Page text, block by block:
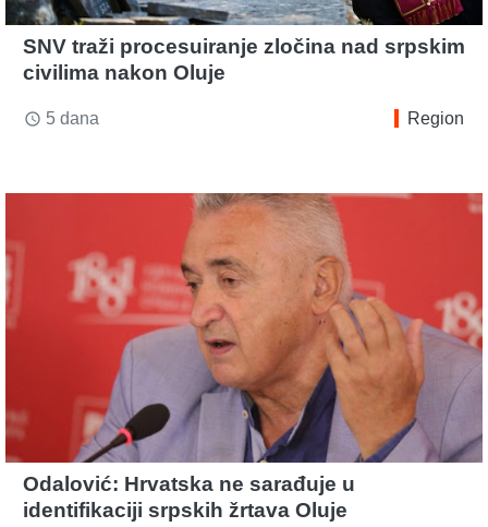
SNV traži procesuiranje zločina nad srpskim
civilima nakon Oluje
access_time 5 dana Region
Odalović: Hrvatska ne sarađuje u
identifikaciji srpskih žrtava Oluje